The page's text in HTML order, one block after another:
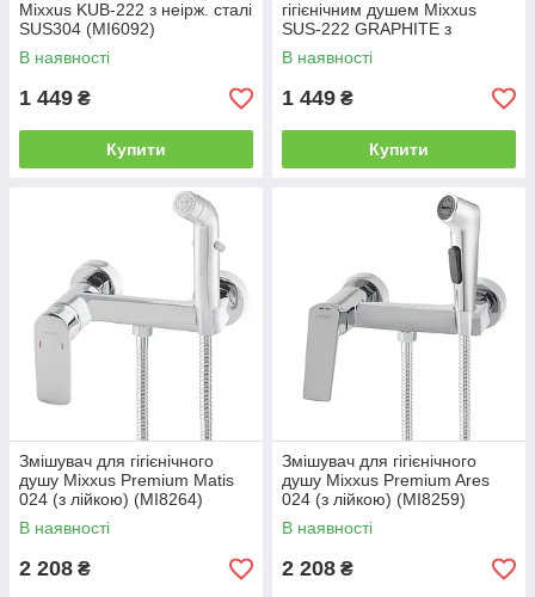
Mixxus KUB-222 з неірж. сталі
SUS304 (MI6092)
В наявності
1 449 ₴
Купити
гігієнічним душем Mixxus
SUS-222 GRAPHITE з
неіржавкої сталі SUS304
(MX9884)
В наявності
1 449 ₴
Купити
Змішувач для гігієнічного
душу Mixxus Premium Matis
024 (з лійкою) (MI8264)
В наявності
2 208 ₴
Змішувач для гігієнічного
душу Mixxus Premium Ares
024 (з лійкою) (MI8259)
В наявності
2 208 ₴